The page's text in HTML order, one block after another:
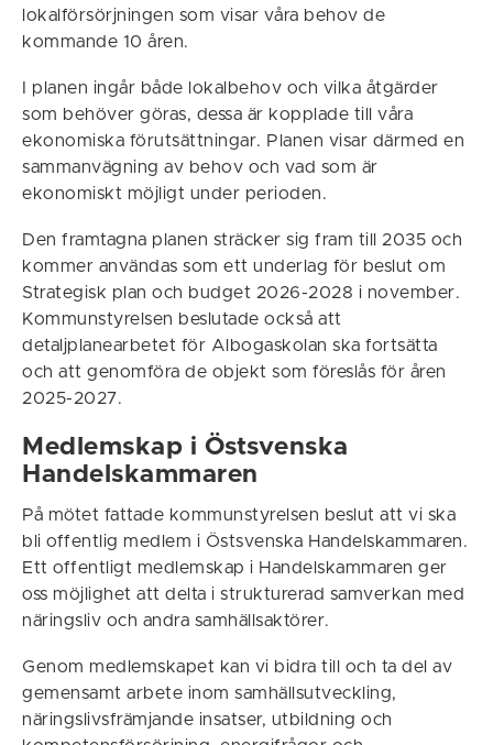
lokalförsörjningen som visar våra behov de
kommande 10 åren.
I planen ingår både lokalbehov och vilka åtgärder
som behöver göras, dessa är kopplade till våra
ekonomiska förutsättningar. Planen visar därmed en
sammanvägning av behov och vad som är
ekonomiskt möjligt under perioden.
Den framtagna planen sträcker sig fram till 2035 och
kommer användas som ett underlag för beslut om
Strategisk plan och budget 2026-2028 i november.
Kommunstyrelsen beslutade också att
detaljplanearbetet för Albogaskolan ska fortsätta
och att genomföra de objekt som föreslås för åren
2025-2027.
Medlemskap i Östsvenska
Handelskammaren
På mötet fattade kommunstyrelsen beslut att vi ska
bli offentlig medlem i Östsvenska Handelskammaren.
Ett offentligt medlemskap i Handelskammaren ger
oss möjlighet att delta i strukturerad samverkan med
näringsliv och andra samhällsaktörer.
Genom medlemskapet kan vi bidra till och ta del av
gemensamt arbete inom samhällsutveckling,
näringslivsfrämjande insatser, utbildning och